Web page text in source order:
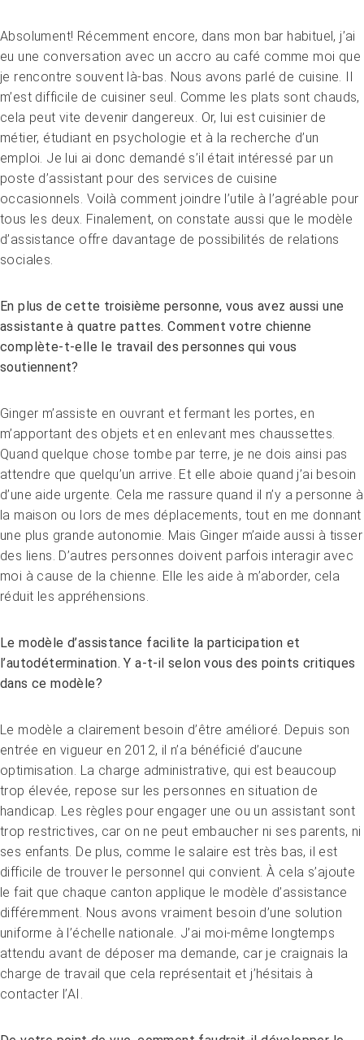
Absolument! Récemment encore, dans mon bar habituel, j’ai
eu une conversation avec un accro au café comme moi que
je rencontre souvent là-bas. Nous avons parlé de cuisine. Il
m’est difficile de cuisiner seul. Comme les plats sont chauds,
cela peut vite devenir dangereux. Or, lui est cuisinier de
métier, étudiant en psychologie et à la recherche d’un
emploi. Je lui ai donc demandé s’il était intéressé par un
poste d’assistant pour des services de cuisine
occasionnels. Voilà comment joindre l’utile à l’agréable pour
tous les deux. Finalement, on constate aussi que le modèle
d’assistance offre davantage de possibilités de relations
sociales.
En plus de cette troisième personne, vous avez aussi une
assistante à quatre pattes. Comment votre chienne
complète-t-elle le travail des personnes qui vous
soutiennent?
Ginger m’assiste en ouvrant et fermant les portes, en
m’apportant des objets et en enlevant mes chaussettes.
Quand quelque chose tombe par terre, je ne dois ainsi pas
attendre que quelqu’un arrive. Et elle aboie quand j’ai besoin
d’une aide urgente. Cela me rassure quand il n’y a personne à
la maison ou lors de mes déplacements, tout en me donnant
une plus grande autonomie. Mais Ginger m’aide aussi à tisser
des liens. D’autres personnes doivent parfois interagir avec
moi à cause de la chienne. Elle les aide à m’aborder, cela
réduit les appréhensions.
Le modèle d’assistance facilite la participation et
l’autodétermination. Y a-t-il selon vous des points critiques
dans ce modèle?
Le modèle a clairement besoin d’être amélioré. Depuis son
entrée en vigueur en 2012, il n’a bénéficié d’aucune
optimisation. La charge administrative, qui est beaucoup
trop élevée, repose sur les personnes en situation de
handicap. Les règles pour engager une ou un assistant sont
trop restrictives, car on ne peut embaucher ni ses parents, ni
ses enfants. De plus, comme le salaire est très bas, il est
difficile de trouver le personnel qui convient. À cela s’ajoute
le fait que chaque canton applique le modèle d’assistance
différemment. Nous avons vraiment besoin d’une solution
uniforme à l’échelle nationale. J’ai moi-même longtemps
attendu avant de déposer ma demande, car je craignais la
charge de travail que cela représentait et j’hésitais à
contacter l’AI.